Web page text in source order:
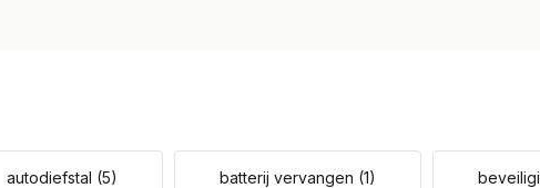
autodiefstal (5) batterij vervangen (1)